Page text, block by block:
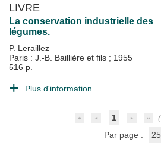
LIVRE
La conservation industrielle des
légumes.
P. Leraillez
Paris : J.-B. Baillière et fils ; 1955
516 p.
Plus d'information...
1
Par page :
25